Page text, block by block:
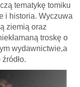
tematykę tomiku
i historia. Wyczuwa
ziemią oraz
troskę o
wydawnictwie,a